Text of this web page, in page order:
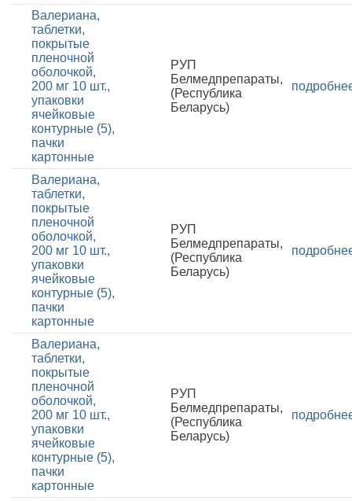
Валериана,
таблетки,
покрытые
пленочной
оболочкой,
200 мг 10 шт.,
упаковки
ячейковые
контурные (5),
пачки
картонные
РУП
Белмедпрепараты,
(Республика
Беларусь)
Валериана,
таблетки,
покрытые
пленочной
оболочкой,
200 мг 10 шт.,
упаковки
ячейковые
контурные (5),
пачки
картонные
РУП
Белмедпрепараты,
(Республика
Беларусь)
Валериана,
таблетки,
покрытые
пленочной
оболочкой,
200 мг 10 шт.,
упаковки
ячейковые
контурные (5),
пачки
картонные
РУП
Белмедпрепараты,
(Республика
Беларусь)